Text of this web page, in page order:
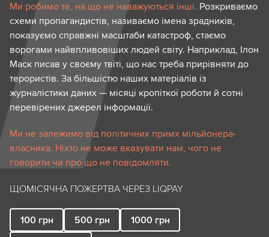
Ми робимо те, на що не наважуються інші. Розкриваємо
схеми пропагандистів, називаємо імена зрадників,
показуємо справжні масштаби катастроф, стаємо
ворогами найвпливовіших людей світу. Наприклад, Ілон
Маск писав у своєму твіті, що нас треба прирівняти до
терористів. За більшістю наших матеріалів із
журналістики даних — місяці кропіткої роботи й сотні
перевірених джерел інформації.
Ми не залежимо від політичних примх мільйонера-
власника. Ніхто не може вказувати нам, чого не
говорити чи про що не повідомляти.
ЩОМІСЯЧНА ПОЖЕРТВА ЧЕРЕЗ LIQPAY
100 грн 500 грн 1000 грн